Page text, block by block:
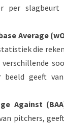
per slagbeurt
Average
die
verschillende
beeld geeft
Against
pitchers,